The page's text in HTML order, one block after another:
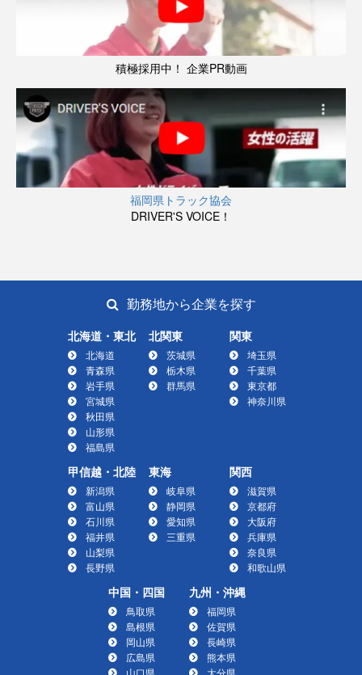
積極採用中！ 企業PR動画
福岡県トラック協会
DRIVER'S VOICE！
勤務地から企業を探す
北海道・東北
北海道
青森県
岩手県
宮城県
秋田県
山形県
福島県
北関東
茨城県
栃木県
群馬県
関東
埼玉県
千葉県
東京都
神奈川県
甲信越・北陸
新潟県
富山県
石川県
福井県
山梨県
長野県
東海
岐阜県
静岡県
愛知県
三重県
関西
滋賀県
京都府
大阪府
兵庫県
奈良県
和歌山県
中国・四国
鳥取県
島根県
岡山県
広島県
山口県
九州・沖縄
福岡県
佐賀県
長崎県
熊本県
大分県